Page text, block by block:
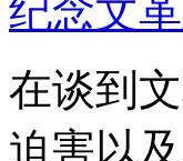
纪念文
在谈到
迫害以